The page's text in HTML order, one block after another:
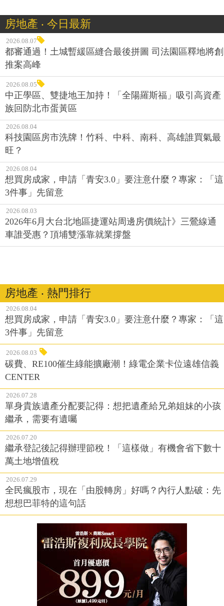
房地產 ‧ 今日最新
2026.08.07
都審通過！土城暫緩區縫合最後拼圖 司法園區釋地將創
推案高峰
2026.08.05
中正學區、雙捷地王加持！「全陽羅斯福」吸引高資產
族回防北市蛋黃區
2026.08.04
科技園區房市洗牌！竹科、中科、南科、高雄誰買氣最
旺？
2026.08.04
想買房成家，申請「青安3.0」要注意什麼？專家：「這
3件事」先留意
2026.08.03
2026年6月大台北地區捷運站周邊房價統計》三鶯線通
車誰受惠？頂埔雙漲靠就業撐盤
房地產 ‧ 熱門排行
2026.08.04
想買房成家，申請「青安3.0」要注意什麼？專家：「這
3件事」先留意
2026.08.03
碳費、RE100催生綠能擴廠潮！綠電企業卡位遠雄信義
CENTER
2026.07.28
單身貴族遺產分配要記得：想把遺產給兄弟姐妹的小孩
繼承，需要有遺囑
2026.07.20
繼承登記後記得辦理節稅！「這樣做」有機會省下數十
萬土地增值稅
2026.07.29
全民瘋股市，現在「由股轉房」好嗎？內行人點破：先
想想巴菲特的這句話